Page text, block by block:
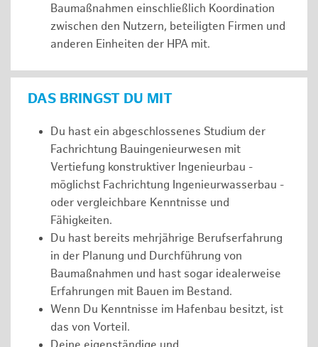
Baumaßnahmen einschließlich Koordination
zwischen den Nutzern, beteiligten Firmen und
anderen Einheiten der HPA mit.
DAS BRINGST DU MIT
Du hast ein abgeschlossenes Studium der
Fachrichtung Bauingenieurwesen mit
Vertiefung konstruktiver Ingenieurbau -
möglichst Fachrichtung Ingenieurwasserbau -
oder vergleichbare Kenntnisse und
Fähigkeiten.
Du hast bereits mehrjährige Berufserfahrung
in der Planung und Durchführung von
Baumaßnahmen und hast sogar idealerweise
Erfahrungen mit Bauen im Bestand.
Wenn Du Kenntnisse im Hafenbau besitzt, ist
das von Vorteil.